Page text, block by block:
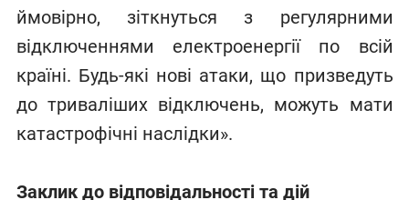
ймовірно, зіткнуться з регулярними
відключеннями електроенергії по всій
країні. Будь-які нові атаки, що призведуть
до триваліших відключень, можуть мати
катастрофічні наслідки».
Заклик до відповідальності та дій